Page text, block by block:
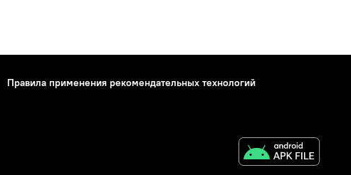
Правила применения рекомендательных технологий